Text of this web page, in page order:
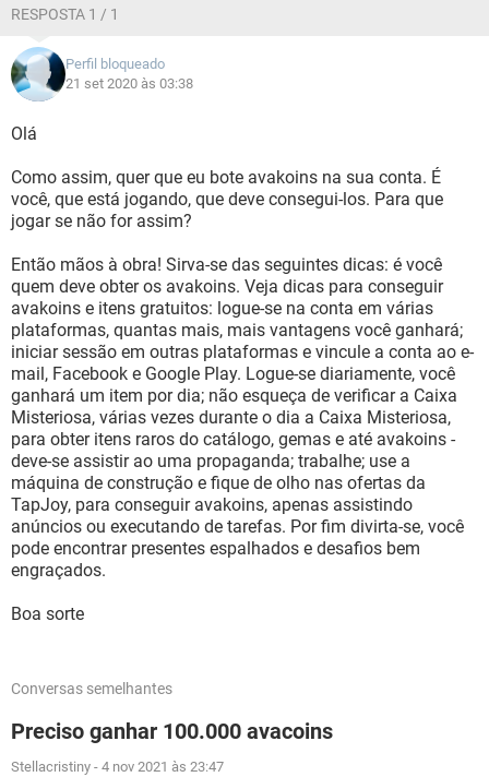
RESPOSTA 1 / 1
Perfil bloqueado
21 set 2020 às 03:38
Olá
Como assim, quer que eu bote avakoins na sua conta. É
você, que está jogando, que deve consegui-los. Para que
jogar se não for assim?
Então mãos à obra! Sirva-se das seguintes dicas: é você
quem deve obter os avakoins. Veja dicas para conseguir
avakoins e itens gratuitos: logue-se na conta em várias
plataformas, quantas mais, mais vantagens você ganhará;
iniciar sessão em outras plataformas e vincule a conta ao e-
mail, Facebook e Google Play. Logue-se diariamente, você
ganhará um item por dia; não esqueça de verificar a Caixa
Misteriosa, várias vezes durante o dia a Caixa Misteriosa,
para obter itens raros do catálogo, gemas e até avakoins -
deve-se assistir ao uma propaganda; trabalhe; use a
máquina de construção e fique de olho nas ofertas da
TapJoy, para conseguir avakoins, apenas assistindo
anúncios ou executando de tarefas. Por fim divirta-se, você
pode encontrar presentes espalhados e desafios bem
engraçados.
Boa sorte
Conversas semelhantes
Preciso ganhar 100.000 avacoins
Stellacristiny - 4 nov 2021 às 23:47